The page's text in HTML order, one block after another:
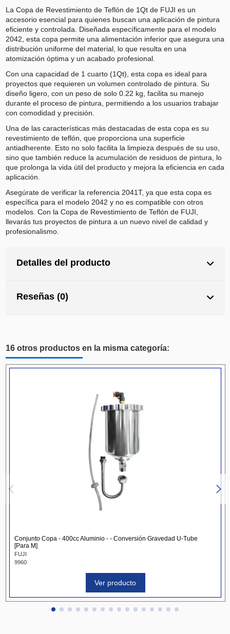
La Copa de Revestimiento de Teflón de 1Qt de FUJI es un
accesorio esencial para quienes buscan una aplicación de pintura
eficiente y controlada. Diseñada específicamente para el modelo
2042, esta copa permite una alimentación inferior que asegura una
distribución uniforme del material, lo que resulta en una
atomización óptima y un acabado profesional.
Con una capacidad de 1 cuarto (1Qt), esta copa es ideal para
proyectos que requieren un volumen controlado de pintura. Su
diseño ligero, con un peso de solo 0.22 kg, facilita su manejo
durante el proceso de pintura, permitiendo a los usuarios trabajar
con comodidad y precisión.
Una de las características más destacadas de esta copa es su
revestimiento de teflón, que proporciona una superficie
antiadherente. Esto no solo facilita la limpieza después de su uso,
sino que también reduce la acumulación de residuos de pintura, lo
que prolonga la vida útil del producto y mejora la eficiencia en cada
aplicación.
Asegúrate de verificar la referencia 2041T, ya que esta copa es
específica para el modelo 2042 y no es compatible con otros
modelos. Con la Copa de Revestimiento de Teflón de FUJI,
llevarás tus proyectos de pintura a un nuevo nivel de calidad y
profesionalismo.
Detalles del producto
Reseñas (0)
16 otros productos en la misma categoría:
Conjunto Copa - 400cc Aluminio - - Conversión Gravedad U-Tube
[Para M]
FUJI
9960
Ver producto